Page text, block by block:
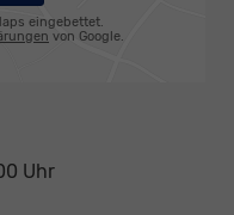
eingebettet.
von Google.
Uhr